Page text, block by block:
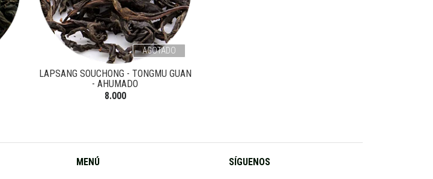
AGOTADO
LAPSANG SOUCHONG - TONGMU GUAN
- AHUMADO
8.000
MENÚ SÍGUENOS